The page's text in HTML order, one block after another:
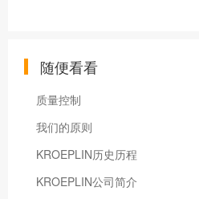
随便看看
质量控制
我们的原则
KROEPLIN历史历程
KROEPLIN公司简介